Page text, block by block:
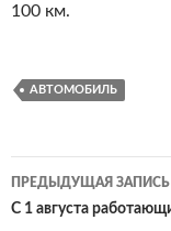
100 км.
АВТОМОБИЛЬ
Навигация
ПРЕДЫДУЩАЯ ЗАПИСЬ
С 1 августа